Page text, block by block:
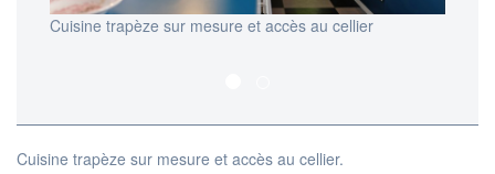
Cuisine trapèze sur mesure et accès au cellier
Cuisine trapèze sur mesure et accès au cellier.